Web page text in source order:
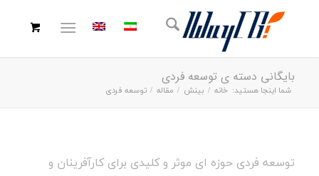
بایگانی دسته ی توسعه فردی
شما اینجا هستید: خانه / بینش / مقاله / توسعه فردی
توسعه فردی حوزه ای موثر و کلیدی برای کارآفرینان و